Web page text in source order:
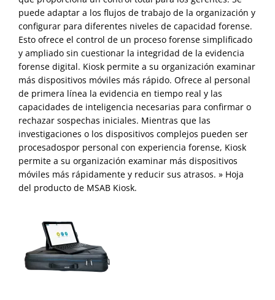
puede adaptar a los flujos de trabajo de la organización y
configurar para diferentes niveles de capacidad forense.
Esto ofrece el control de un proceso forense simplificado
y ampliado sin cuestionar la integridad de la evidencia
forense digital. Kiosk permite a su organización examinar
más dispositivos móviles más rápido. Ofrece al personal
de primera línea la evidencia en tiempo real y las
capacidades de inteligencia necesarias para confirmar o
rechazar sospechas iniciales. Mientras que las
investigaciones o los dispositivos complejos pueden ser
procesados​por personal con experiencia forense, Kiosk
permite a su organización examinar más dispositivos
móviles más rápidamente y reducir sus atrasos. » Hoja
del producto de MSAB Kiosk.